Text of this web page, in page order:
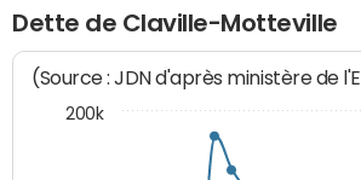
Dette de Claville-Motteville
(Source : JDN d'après ministère de
200k